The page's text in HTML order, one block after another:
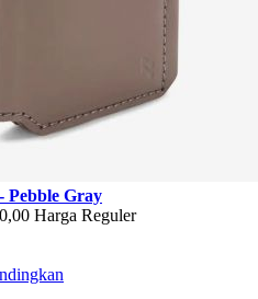
Pebble Gray
Harga Reguler